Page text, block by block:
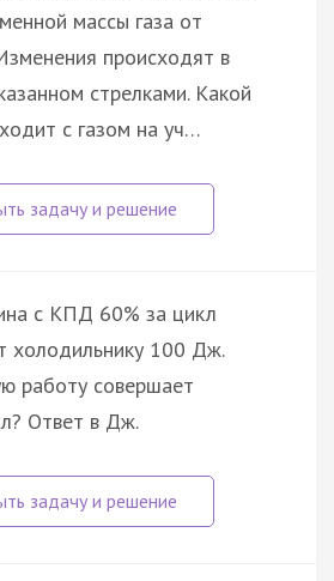
массы газа от
происходят в
стрелками. Какой
с газом на уч…
с КПД 60% за цикл
холодильнику 100 Дж.
работу совершает
Ответ в Дж.